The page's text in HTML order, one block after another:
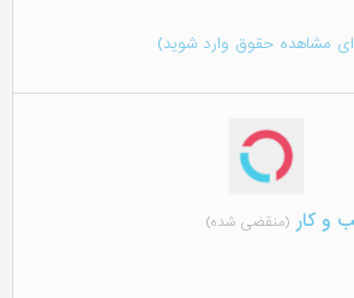
مشاهده حقوق وارد شوید)
و کار (منقضی شده)